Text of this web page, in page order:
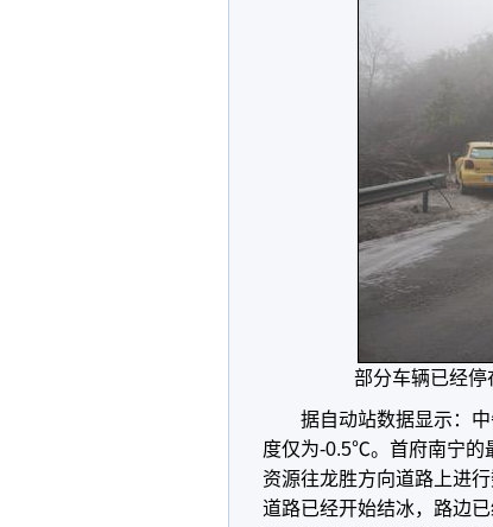
部分车辆已经停
据自动站数据显示：
度仅为-0.5℃。首府南宁的
资源往龙胜方向道路上进
道路已经开始结冰，路边